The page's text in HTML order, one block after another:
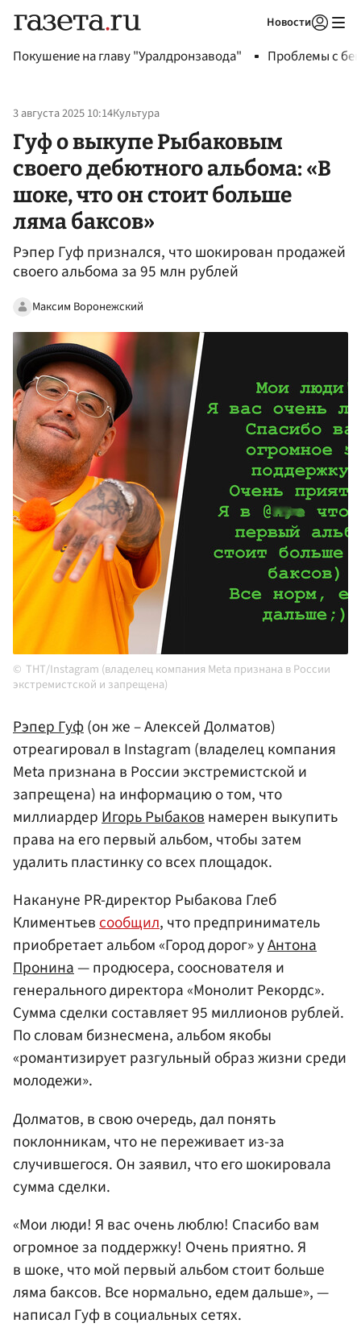
Новости
Покушение на главу "Уралдронзавода" Проблемы с
3 августа 2025 10:14Культура
Гуф о выкупе Рыбаковым
своего дебютного альбома: «В
шоке, что он стоит больше
ляма баксов»
Рэпер Гуф признался, что шокирован продажей
своего альбома за 95 млн рублей
Максим Воронежский
ТНТ/Instagram (владелец компания Meta признана в России
экстремистской и запрещена)
Рэпер Гуф(он же – Алексей Долматов)
отреагировал в Instagram (владелец компания
Meta признана в России экстремистской и
запрещена) на информацию о том, что
миллиардерИгорь Рыбаковнамерен выкупить
права на его первый альбом, чтобы затем
удалить пластинку со всех площадок.
Накануне PR-директор Рыбакова Глеб
Климентьевсообщил, что предприниматель
приобретает альбом «Город дорог» уАнтона
Пронина— продюсера, сооснователя и
генерального директора «Монолит Рекордс».
Сумма сделки составляет 95 миллионов рублей.
По словам бизнесмена, альбом якобы
«романтизирует разгульный образ жизни среди
молодежи».
Долматов, в свою очередь, дал понять
поклонникам, что не переживает из-за
случившегося. Он заявил, что его шокировала
сумма сделки.
«Мои люди! Я вас очень люблю! Спасибо вам
огромное за поддержку! Очень приятно. Я
в шоке, что мой первый альбом стоит больше
ляма баксов. Все нормально, едем дальше», —
написал Гуф в социальных сетях.